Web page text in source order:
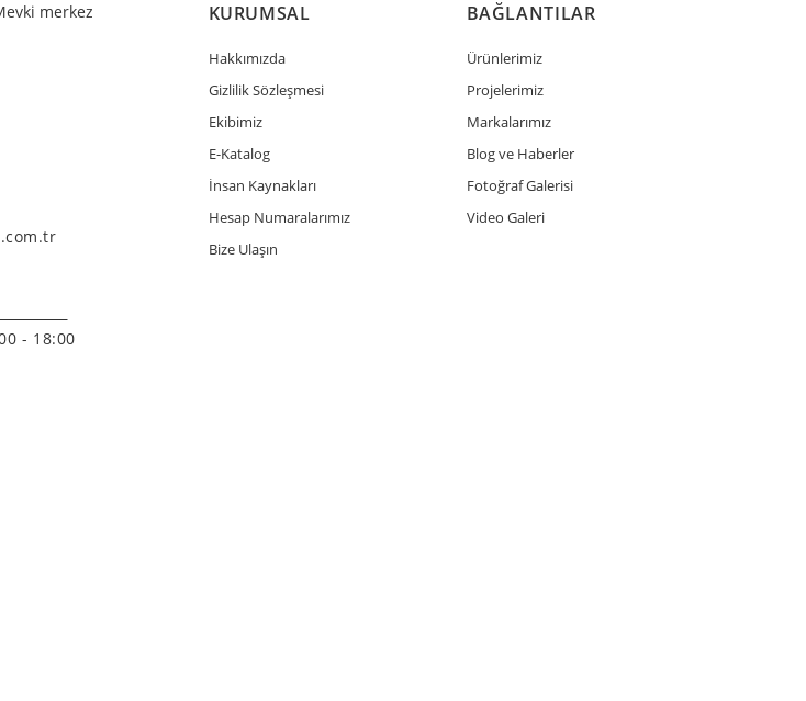
merkez
- 18:00
KURUMSAL
Hakkımızda
Gizlilik Sözleşmesi
Ekibimiz
E-Katalog
İnsan Kaynakları
Hesap Numaralarımız
Bize Ulaşın
BAĞLANTILAR
Ürünlerimiz
Projelerimiz
Markalarımız
Blog ve Haberler
Fotoğraf Galerisi
Video Galeri